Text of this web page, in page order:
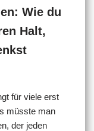
Wie du
Halt,
für viele erst
müsste man
der jeden